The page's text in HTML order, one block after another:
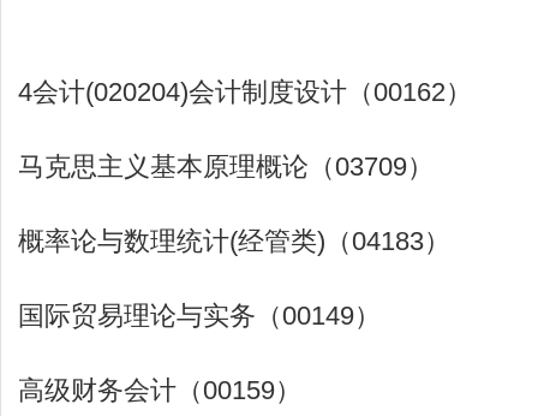
4会计(020204)会计制度设计（00162）
马克思主义基本原理概论（03709）
概率论与数理统计(经管类)（04183）
国际贸易理论与实务（00149）
高级财务会计（00159）